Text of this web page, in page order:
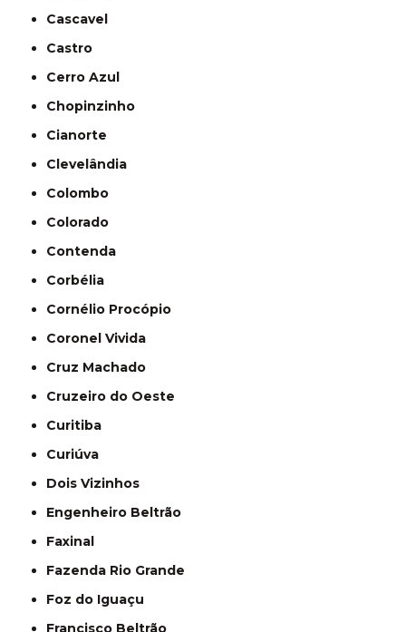
Cascavel
Castro
Cerro Azul
Chopinzinho
Cianorte
Clevelândia
Colombo
Colorado
Contenda
Corbélia
Cornélio Procópio
Coronel Vivida
Cruz Machado
Cruzeiro do Oeste
Curitiba
Curiúva
Dois Vizinhos
Engenheiro Beltrão
Faxinal
Fazenda Rio Grande
Foz do Iguaçu
Francisco Beltrão